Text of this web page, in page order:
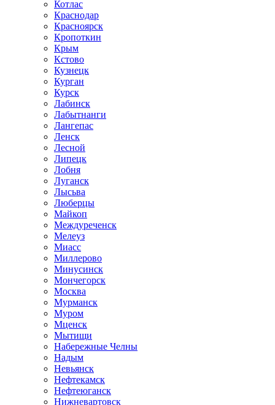
Котлас
Краснодар
Красноярск
Кропоткин
Крым
Кстово
Кузнецк
Курган
Курск
Лабинск
Лабытнанги
Лангепас
Ленск
Лесной
Липецк
Лобня
Луганск
Лысьва
Люберцы
Майкоп
Междуреченск
Мелеуз
Миасс
Миллерово
Минусинск
Мончегорск
Москва
Мурманск
Муром
Мценск
Мытищи
Набережные Челны
Надым
Невьянск
Нефтекамск
Нефтеюганск
Нижневартовск